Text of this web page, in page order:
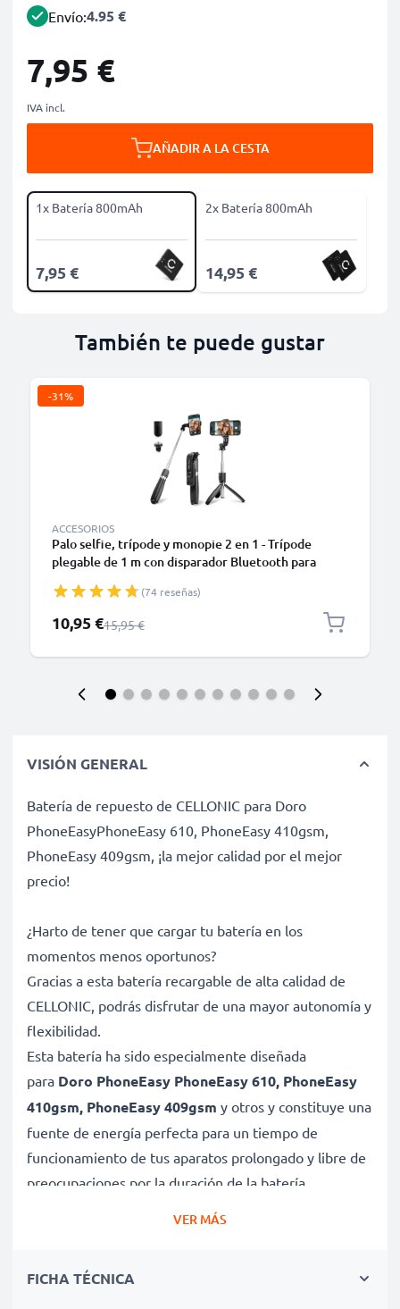
Envío:4.95 €
7,95 €
IVA incl.
AÑADIR A LA CESTA
1x Batería 800mAh
7,95 €
2x Batería 800mAh
14,95 €
También te puede gustar
-31%
ACCESORIOS
Palo selfie, trípode y monopie 2 en 1 - Trípode
plegable de 1 m con disparador Bluetooth para
Smartphone, iPhone, GoPro - Negro
(74 reseñas)
Precio especial
10,95 €Precio normal
15,95 €
VISIÓN GENERAL
Batería de repuesto de CELLONIC para Doro
PhoneEasyPhoneEasy 610, PhoneEasy 410gsm,
PhoneEasy 409gsm, ¡la mejor calidad por el mejor
precio!
¿Harto de tener que cargar tu batería en los
momentos menos oportunos?
Gracias a esta batería recargable de alta calidad de
CELLONIC, podrás disfrutar de una mayor autonomía y
flexibilidad.
Esta batería ha sido especialmente diseñada
para Doro PhoneEasy PhoneEasy 610, PhoneEasy
410gsm, PhoneEasy 409gsm y otros y constituye una
fuente de energía perfecta para un tiempo de
funcionamiento de tus aparatos prolongado y libre de
preocupaciones por la duración de la batería.
PhoneEasy 410gsm, PhoneEasy 409gsm
VER MÁS
FICHA TÉCNICA